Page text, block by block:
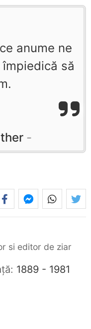
anume ne
să
si editor de ziar
1889 - 1981